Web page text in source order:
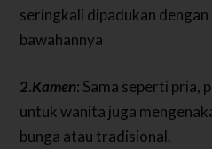
seringkali dipadukan dengan
bawahannya
2.Kamen: Sama seperti pria,
untuk wanita juga
bunga atau tradisional.